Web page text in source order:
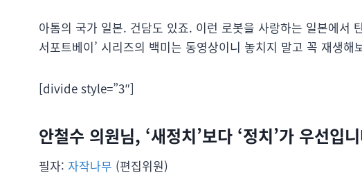
아톰의 국가 일본. 건담도 있죠. 이런 로봇을 사랑하는 일본에서
서포트베이’ 시리즈의 백미는 동영상이니 놓치지 말고 꼭 재생해
[divide style=”3″]
안철수 의원님, ‘새정치’보다 ‘정치’가 우선입
필자: 자작나무 (편집위원)